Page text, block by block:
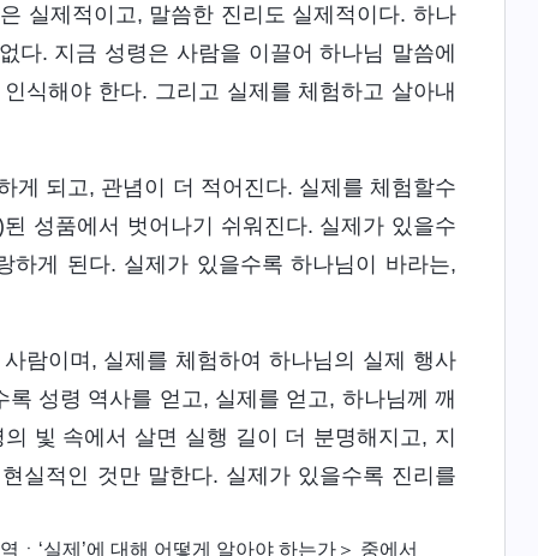
실제적이고, 말씀한 진리도 실제적이다. 하나
. 지금 성령은 사람을 이끌어 하나님 말씀에
식해야 한다. 그리고 실제를 체험하고 살아내
게 되고, 관념이 더 적어진다. 실제를 체험할수
성품에서 벗어나기 쉬워진다. 실제가 있을수
게 된다. 실제가 있을수록 하나님이 바라는,
람이며, 실제를 체험하여 하나님의 실제 행사
성령 역사를 얻고, 실제를 얻고, 하나님께 깨
빛 속에서 살면 실행 길이 더 분명해지고, 지
실적인 것만 말한다. 실제가 있을수록 진리를
‘실제’에 대해 어떻게 알아야 하는가＞ 중에서